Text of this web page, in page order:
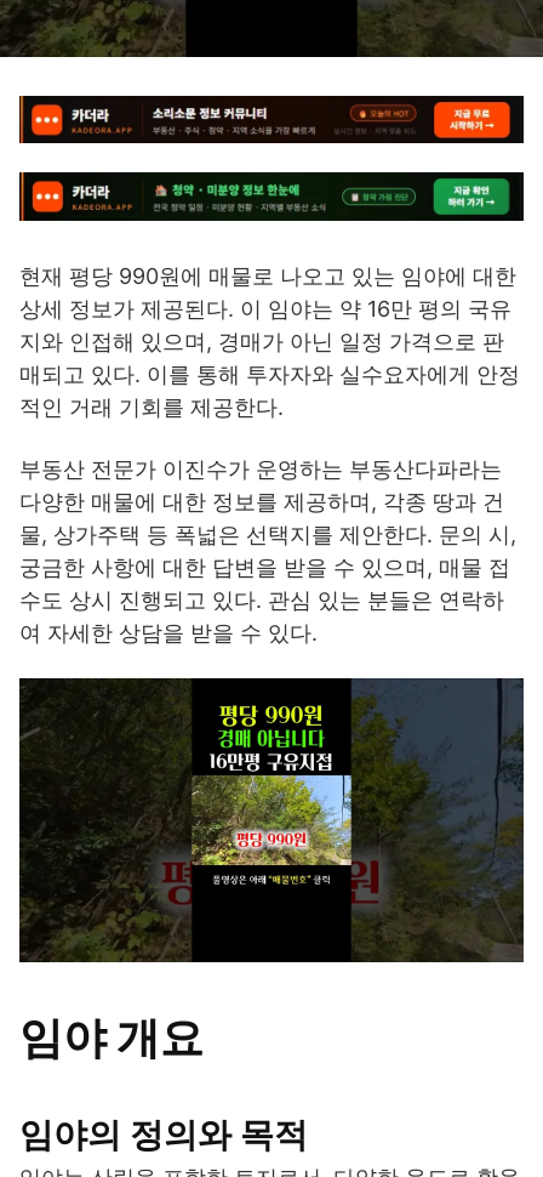
현재 평당 990원에 매물로 나오고 있는 임야에 대한
상세 정보가 제공된다. 이 임야는 약 16만 평의 국유
지와 인접해 있으며, 경매가 아닌 일정 가격으로 판
매되고 있다. 이를 통해 투자자와 실수요자에게 안정
적인 거래 기회를 제공한다.
부동산 전문가 이진수가 운영하는 부동산다파라는
다양한 매물에 대한 정보를 제공하며, 각종 땅과 건
물, 상가주택 등 폭넓은 선택지를 제안한다. 문의 시,
궁금한 사항에 대한 답변을 받을 수 있으며, 매물 접
수도 상시 진행되고 있다. 관심 있는 분들은 연락하
여 자세한 상담을 받을 수 있다.
임야 개요
임야의 정의와 목적